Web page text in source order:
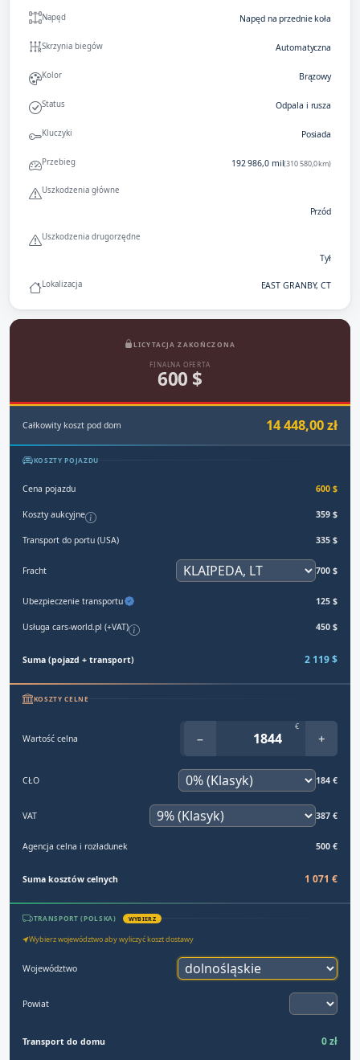
Napęd Napęd na przednie koła
Skrzynia biegów Automatyczna
Kolor Brązowy
Status Odpala i rusza
Kluczyki Posiada
Przebieg 192 986,0 mil(310 580,0 km)
Uszkodzenia główne
Przód
Uszkodzenia drugorzędne
Tył
Lokalizacja EAST GRANBY, CT
LICYTACJA ZAKOŃCZONA
FINALNA OFERTA
600 $
Całkowity koszt pod dom 14 448,00 zł
KOSZTY POJAZDU
Cena pojazdu 600 $
Koszty aukcyjne 359 $
Transport do portu (USA) 335 $
Fracht 700 $
Ubezpieczenie transportu 125 $
Usługa cars-world.pl (+VAT) 450 $
Suma (pojazd + transport) 2 119 $
KOSZTY CELNE
Wartość celna −
€
+
CŁO 184 €
VAT 387 €
Agencja celna i rozładunek 500 €
Suma kosztów celnych 1 071 €
TRANSPORT (POLSKA) WYBIERZ
Wybierz województwo aby wyliczyć koszt dostawy
Województwo
Powiat
Transport do domu 0 zł